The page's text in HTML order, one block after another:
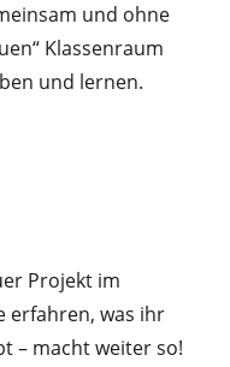
und ohne
Klassenraum
und lernen.
Projekt im
erfahren, was ihr
– macht weiter so!